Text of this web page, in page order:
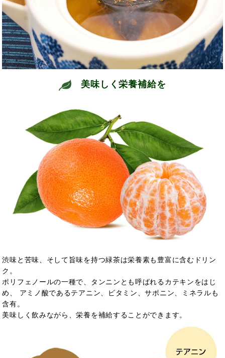
美味しく栄養補給を
渋味と苦味、そして旨味を持つ緑茶は栄養素も豊富に含むドリン
ク。
ポリフェノールの一種で、タンニンとも呼ばれるカテキンをはじ
め、 アミノ酸であるテアニン、ビタミン、サポニン、ミネラルも
含有。
美味しく飲みながら、栄養を補給することができます。